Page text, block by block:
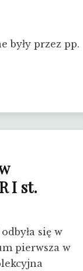
były przez pp.
I st.
się w
pierwsza w